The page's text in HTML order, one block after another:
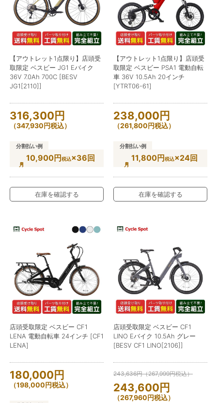
【アウトレット1点限り】店頭受
取限定 ベスビー JG1 Eバイク
36V 7.0Ah 700C [BESV
JG1[2110]]
316,300円
（347,930円税込）
分割払い例
10,900円税込×36回
在庫を確認する
【アウトレット1点限り】店頭受
取限定 ベスビー PSA1 電動自転
車 36V 10.5Ah 20インチ
[YTRT06-61]
238,000円
（261,800円税込）
分割払い例
11,800円税込×24回
在庫を確認する
店頭受取限定 ベスビー CF1
LENA 電動自転車 24インチ [CF1
LENA]
180,000円
（198,000円税込）
店頭受取限定 ベスビー CF1
LINO Eバイク 10.5Ah グレー
[BESV CF1 LINO[2106]]
243,636円（267,999円税込）
243,600円
（267,960円税込）